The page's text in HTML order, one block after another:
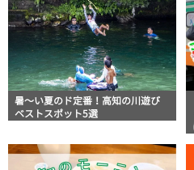
暑～い夏のド定番！高知の川遊び
ベストスポット5選